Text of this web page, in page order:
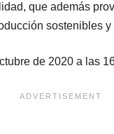
que además
sostenibles
de 2020 a las